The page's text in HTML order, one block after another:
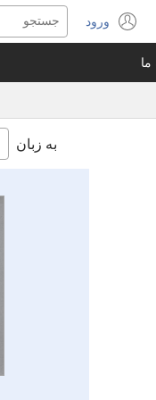
ورود
(پنجره‌ای
ما
به زبان